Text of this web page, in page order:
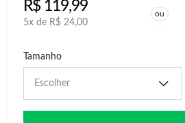
R$119,99
5x de R$ 24,00
ou
Tamanho